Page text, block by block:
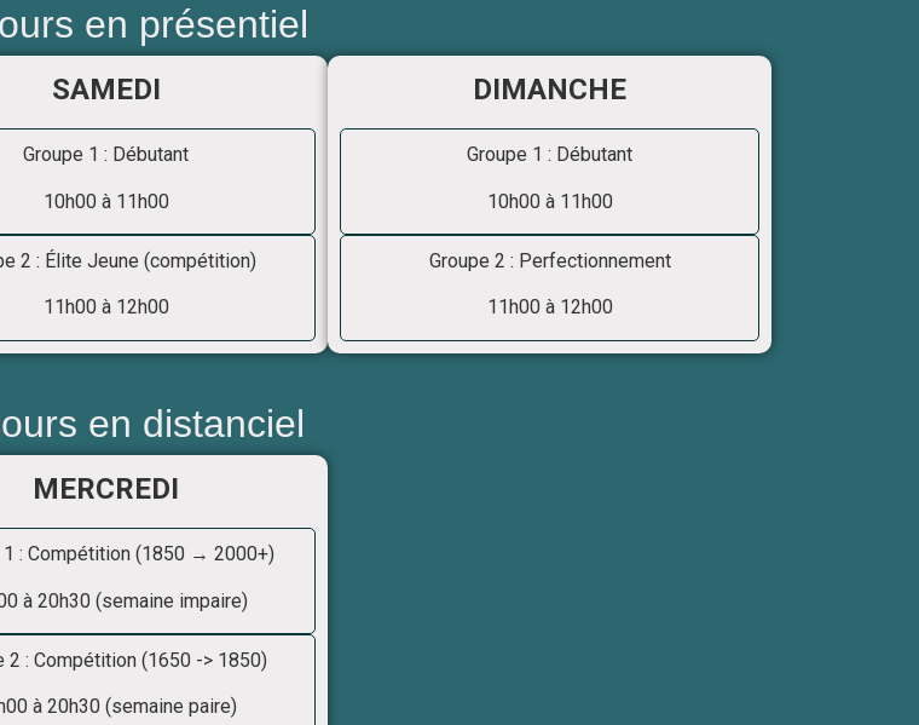
en présentiel
SAMEDI
Groupe 1 : Débutant
10h00 à 11h00
2 : Élite Jeune (compétition)
11h00 à 12h00
DIMANCHE
Groupe 1 : Débutant
10h00 à 11h00
Groupe 2 : Perfectionnement
11h00 à 12h00
en distanciel
MERCREDI
1 : Compétition (1850 → 2000+)
à 20h30 (semaine impaire)
2 : Compétition (1650 -> 1850)
à 20h30 (semaine paire)